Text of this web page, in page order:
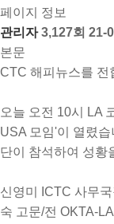
페이지 정보
관리자 3,127회 21-
본문
CTC 해피뉴스를 전
오늘 오전 10시 LA
USA 모임'이 열렸
단이 참석하여 성황
신영미 ICTC 사무
숙 고문/전 OKTA-